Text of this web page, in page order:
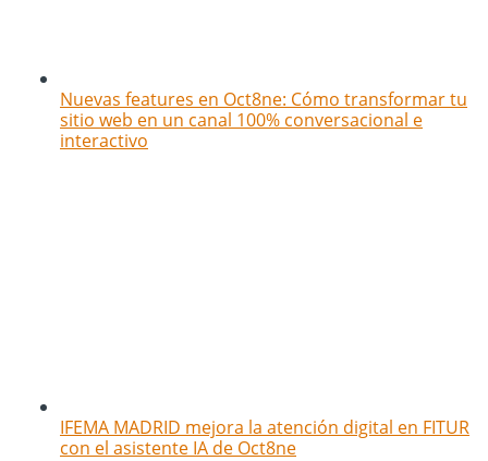
Nuevas features en Oct8ne: Cómo transformar tu
sitio web en un canal 100% conversacional e
interactivo
IFEMA MADRID mejora la atención digital en FITUR
con el asistente IA de Oct8ne